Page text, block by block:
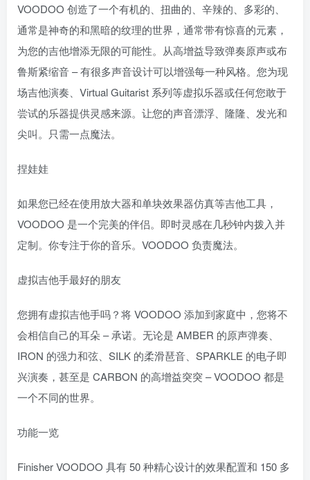
VOODOO 创造了一个有机的、扭曲的、辛辣的、多彩的、
通常是神奇的和黑暗的纹理的世界，通常带有惊喜的元素，
为您的吉他增添无限的可能性。从高增益导致弹奏原声或布
鲁斯紧缩音 – 有很多声音设计可以增强每一种风格。您为现
场吉他演奏、Virtual Guitarist 系列等虚拟乐器或任何您敢于
尝试的乐器提供灵感来源。让您的声音漂浮、隆隆、发光和
尖叫。只需一点魔法。
捏娃娃
如果您已经在使用放大器和单块效果器仿真等吉他工具，
VOODOO 是一个完美的伴侣。即时灵感在几秒钟内拨入并
定制。你专注于你的音乐。VOODOO 负责魔法。
虚拟吉他手最好的朋友
您拥有虚拟吉他手吗？将 VOODOO 添加到家庭中，您将不
会相信自己的耳朵 – 承诺。无论是 AMBER 的原声弹奏、
IRON 的强力和弦、SILK 的柔滑琶音、SPARKLE 的电子即
兴演奏，甚至是 CARBON 的高增益突突 – VOODOO 都是
一个不同的世界。
功能一览
Finisher VOODOO 具有 50 种精心设计的效果配置和 150 多